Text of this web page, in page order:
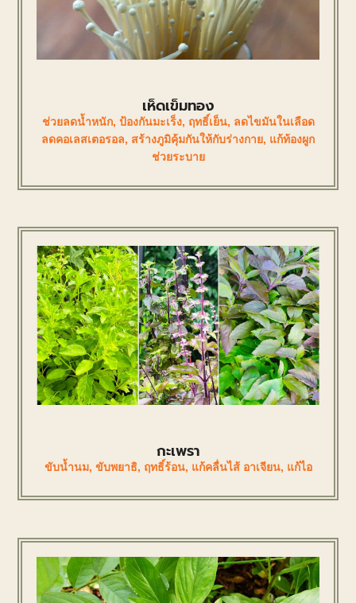
เห็ดเข็มทอง
ช่วยลดน้ำหนัก, ป้องกันมะเร็ง, ฤทธิ์เย็น, ลดไขมันในเลือด
ลดคอเลสเตอรอล, สร้างภูมิคุ้มกันให้กับร่างกาย, แก้ท้องผูก
ช่วยระบาย
กะเพรา
ขับน้ำนม, ขับพยาธิ, ฤทธิ์ร้อน, แก้คลื่นไส้ อาเจียน, แก้ไอ